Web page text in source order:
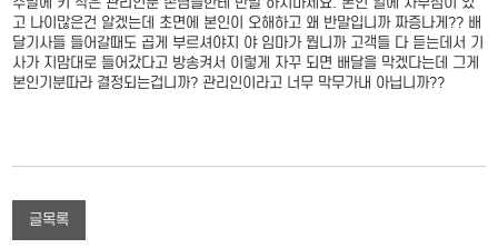
고 나이많은건 알겠는데 초면에 본인이 오해하고 왜 반말입니까 짜증나게?? 배
달기사들 들어갈때도 곱게 부르셔야지 야 임마가 뭡니까 고객들 다 듣는데서 기
사가 지맘대로 들어갔다고 방송켜서 이렇게 자꾸 되면 배달을 막겠다는데 그게
본인기분따라 결정되는겁니까? 관리인이라고 너무 막무가내 아닙니까??
글목록